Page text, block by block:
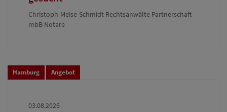
Christoph-Meise-Schmidt Rechtsanwälte Partnerschaft
mbB Notare
Hamburg Angebot
03.08.2026